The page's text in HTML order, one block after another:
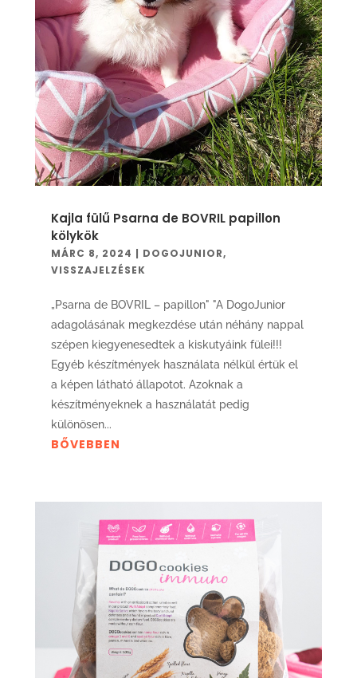
Kajla fülű Psarna de BOVRIL papillon
kölykök
MÁRC 8, 2024 | DOGOJUNIOR,
VISSZAJELZÉSEK
„Psarna de BOVRIL – papillon" "A DogoJunior
adagolásának megkezdése után néhány nappal
szépen kiegyenesedtek a kiskutyáink fülei!!!
Egyéb készítmények használata nélkül értük el
a képen látható állapotot. Azoknak a
készítményeknek a használatát pedig
különösen...
BŐVEBBEN